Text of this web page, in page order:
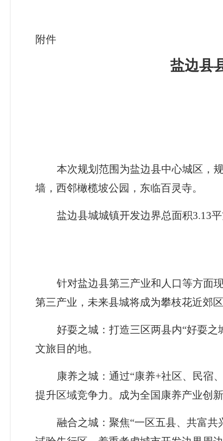
附件
盐边县
本次规划范围为盐边县中心城区，
墙，西邻橄榄坡公园，东临百灵寺。
盐边县城城镇开发边界总面积3.13
针对盐边县第三产业和人口等方面
第三产业，未来县城将成为攀枝花近郊
好耍之城：打造三区两县内“好耍之
文旅目的地。
康养之城：通过“康养+社区、民宿
提升区域竞争力。成为全国康养产业创
融合之城：聚焦“一区五县、共富共